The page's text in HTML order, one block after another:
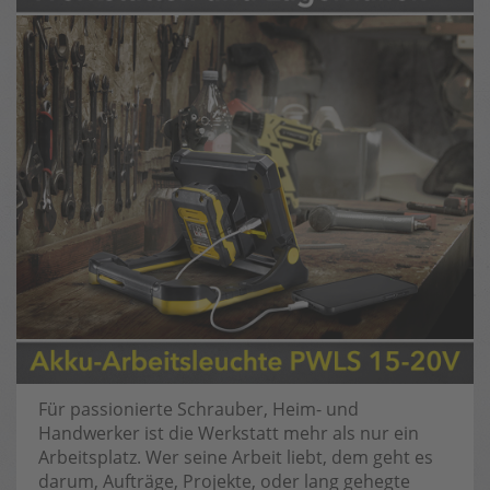
Für passionierte Schrauber, Heim- und
Handwerker ist die Werkstatt mehr als nur ein
Arbeitsplatz. Wer seine Arbeit liebt, dem geht es
darum, Aufträge, Projekte, oder lang gehegte